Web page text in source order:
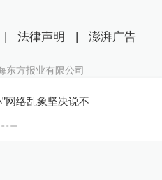
”网络乱象坚决说不
| 法律声明 | 澎湃广告
东方报业有限公司
可证：31120170006
号